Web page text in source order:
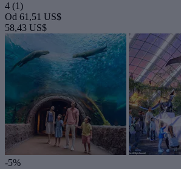
4 (1)
Od 61,51 US$
58,43 US$
-5%